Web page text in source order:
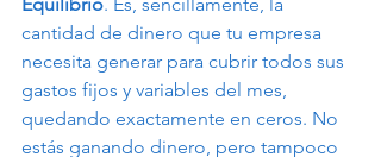
cantidad de dinero que tu empresa
necesita generar para cubrir todos sus
gastos fijos y variables del mes,
quedando exactamente en ceros. No
estás ganando dinero, pero tampoco